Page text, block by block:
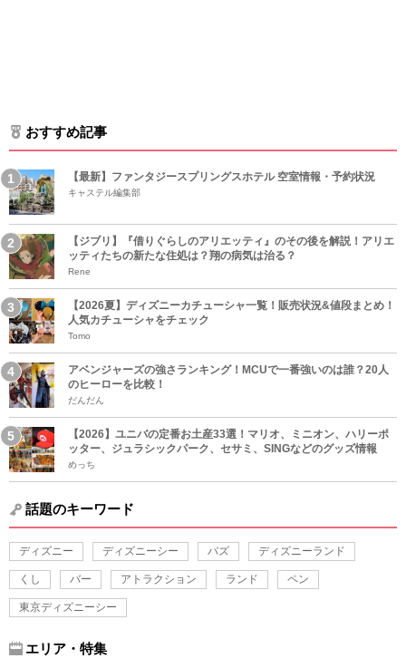
おすすめ記事
【最新】ファンタジースプリングスホテル 空室情報・予約状況
キャステル編集部
【ジブリ】『借りぐらしのアリエッティ』のその後を解説！アリエ
ッティたちの新たな住処は？翔の病気は治る？
Rene
【2026夏】ディズニーカチューシャ一覧！販売状況&値段まとめ！
人気カチューシャをチェック
Tomo
アベンジャーズの強さランキング！MCUで一番強いのは誰？20人
のヒーローを比較！
だんだん
【2026】ユニバの定番お土産33選！マリオ、ミニオン、ハリーポ
ッター、ジュラシックパーク、セサミ、SINGなどのグッズ情報
めっち
話題のキーワード
ディズニー ディズニーシー バズ ディズニーランド
くし バー アトラクション ランド ペン
東京ディズニーシー
エリア・特集